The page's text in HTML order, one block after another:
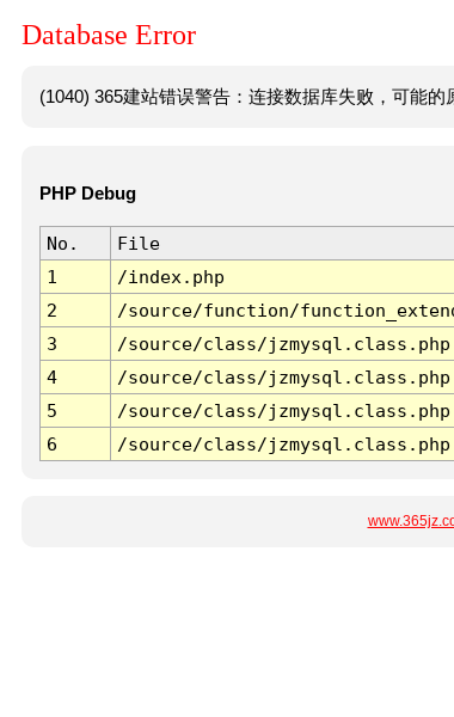
Database Error
(1040) 365建站错误警告：连接数据库失败，可能的
PHP Debug
No. File
1
/index.php
2
/source/function/
3
/source/class/jzmysql.class.php
4
/source/class/jzmysql.class.php
5
/source/class/jzmysql.class.php
6
/source/class/jzmysql.class.php